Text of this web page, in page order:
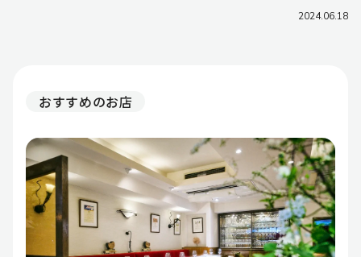
2024.06.18
おすすめのお店